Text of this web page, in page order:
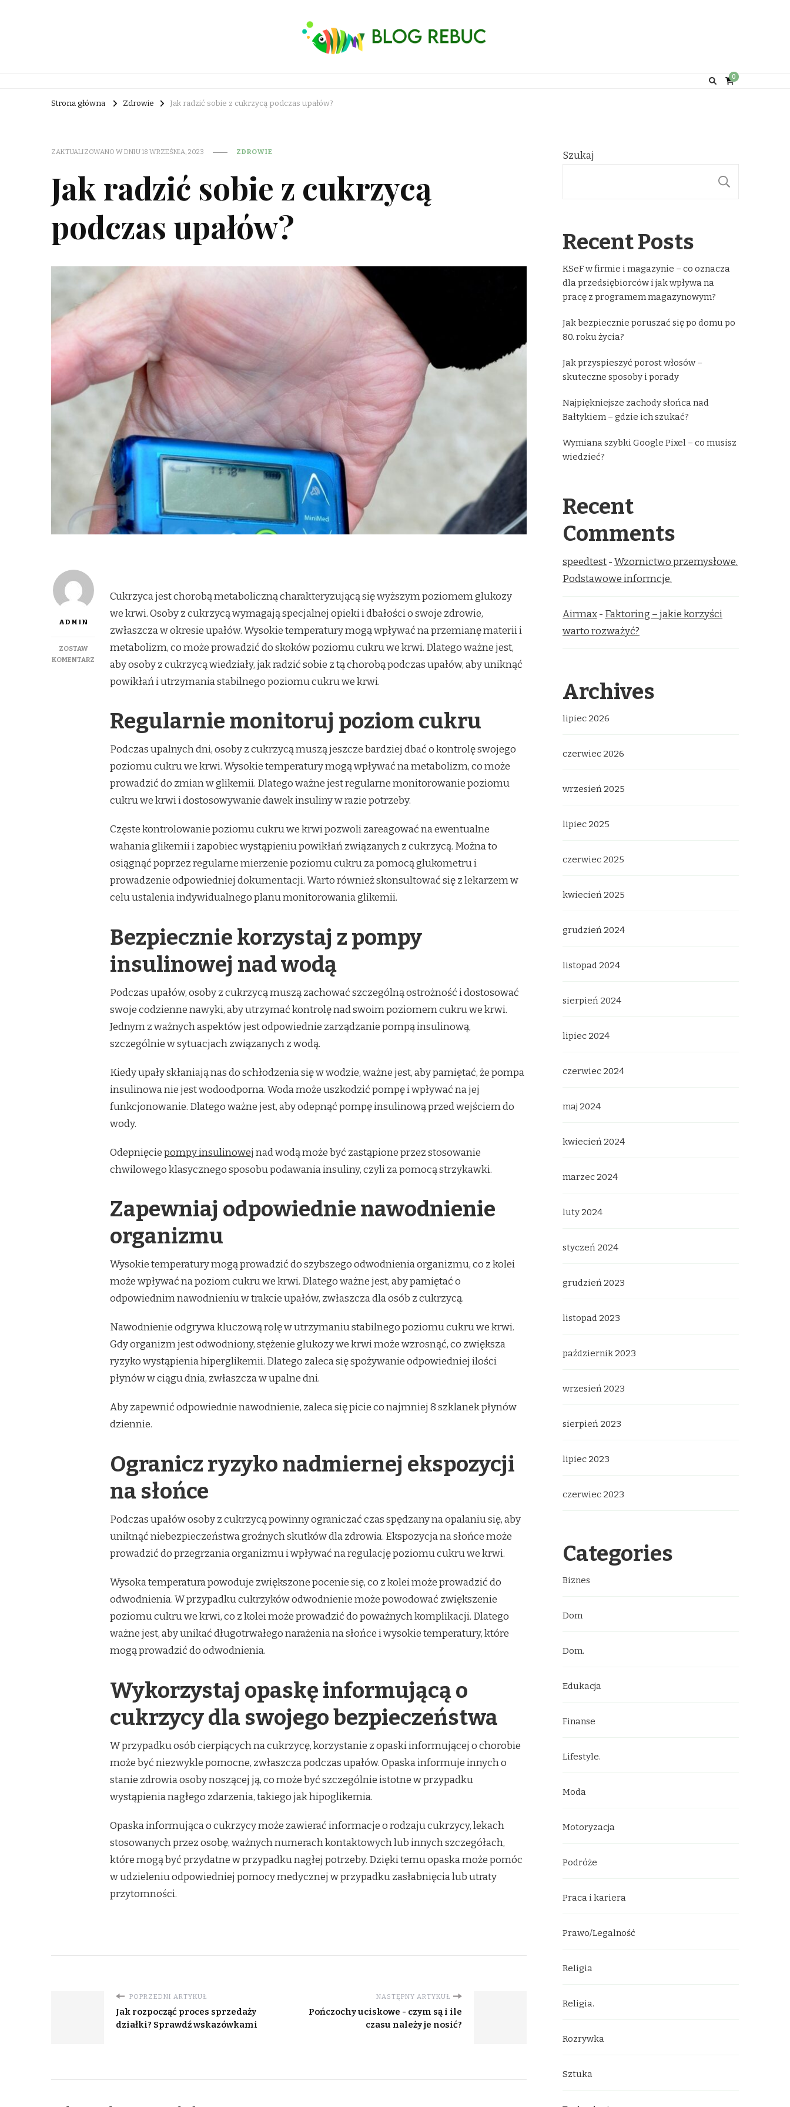
0
Strona główna Zdrowie Jak radzić sobie z cukrzycą podczas upałów?
ZAKTUALIZOWANO W DNIU18 WRZEŚNIA, 2023 ZDROWIE
Jak radzić sobie z cukrzycą
podczas upałów?
ADMIN
ZOSTAW
KOMENTARZ
RADZIĆ
CUKRZYCĄ
PODCZAS
Cukrzyca jest chorobą metaboliczną charakteryzującą się wyższym poziomem glukozy
we krwi. Osoby z cukrzycą wymagają specjalnej opieki i dbałości o swoje zdrowie,
zwłaszcza w okresie upałów. Wysokie temperatury mogą wpływać na przemianę materii i
metabolizm, co może prowadzić do skoków poziomu cukru we krwi. Dlatego ważne jest,
aby osoby z cukrzycą wiedziały, jak radzić sobie z tą chorobą podczas upałów, aby uniknąć
powikłań i utrzymania stabilnego poziomu cukru we krwi.
Regularnie monitoruj poziom cukru
Podczas upalnych dni, osoby z cukrzycą muszą jeszcze bardziej dbać o kontrolę swojego
poziomu cukru we krwi. Wysokie temperatury mogą wpływać na metabolizm, co może
prowadzić do zmian w glikemii. Dlatego ważne jest regularne monitorowanie poziomu
cukru we krwi i dostosowywanie dawek insuliny w razie potrzeby.
Częste kontrolowanie poziomu cukru we krwi pozwoli zareagować na ewentualne
wahania glikemii i zapobiec wystąpieniu powikłań związanych z cukrzycą. Można to
osiągnąć poprzez regularne mierzenie poziomu cukru za pomocą glukometru i
prowadzenie odpowiedniej dokumentacji. Warto również skonsultować się z lekarzem w
celu ustalenia indywidualnego planu monitorowania glikemii.
Bezpiecznie korzystaj z pompy
insulinowej nad wodą
Podczas upałów, osoby z cukrzycą muszą zachować szczególną ostrożność i dostosować
swoje codzienne nawyki, aby utrzymać kontrolę nad swoim poziomem cukru we krwi.
Jednym z ważnych aspektów jest odpowiednie zarządzanie pompą insulinową,
szczególnie w sytuacjach związanych z wodą.
Kiedy upały skłaniają nas do schłodzenia się w wodzie, ważne jest, aby pamiętać, że pompa
insulinowa nie jest wodoodporna. Woda może uszkodzić pompę i wpływać na jej
funkcjonowanie. Dlatego ważne jest, aby odepnąć pompę insulinową przed wejściem do
wody.
Odepnięciepompy insulinowej nad wodą może być zastąpione przez stosowanie
chwilowego klasycznego sposobu podawania insuliny, czyli za pomocą strzykawki.
Zapewniaj odpowiednie nawodnienie
organizmu
Wysokie temperatury mogą prowadzić do szybszego odwodnienia organizmu, co z kolei
może wpływać na poziom cukru we krwi. Dlatego ważne jest, aby pamiętać o
odpowiednim nawodnieniu w trakcie upałów, zwłaszcza dla osób z cukrzycą.
Nawodnienie odgrywa kluczową rolę w utrzymaniu stabilnego poziomu cukru we krwi.
Gdy organizm jest odwodniony, stężenie glukozy we krwi może wzrosnąć, co zwiększa
ryzyko wystąpienia hiperglikemii. Dlatego zaleca się spożywanie odpowiedniej ilości
płynów w ciągu dnia, zwłaszcza w upalne dni.
Aby zapewnić odpowiednie nawodnienie, zaleca się picie co najmniej 8 szklanek płynów
dziennie.
Ogranicz ryzyko nadmiernej ekspozycji
na słońce
Podczas upałów osoby z cukrzycą powinny ograniczać czas spędzany na opalaniu się, aby
uniknąć niebezpieczeństwa groźnych skutków dla zdrowia. Ekspozycja na słońce może
prowadzić do przegrzania organizmu i wpływać na regulację poziomu cukru we krwi.
Wysoka temperatura powoduje zwiększone pocenie się, co z kolei może prowadzić do
odwodnienia. W przypadku cukrzyków odwodnienie może powodować zwiększenie
poziomu cukru we krwi, co z kolei może prowadzić do poważnych komplikacji. Dlatego
ważne jest, aby unikać długotrwałego narażenia na słońce i wysokie temperatury, które
mogą prowadzić do odwodnienia.
Wykorzystaj opaskę informującą o
cukrzycy dla swojego bezpieczeństwa
W przypadku osób cierpiących na cukrzycę, korzystanie z opaski informującej o chorobie
może być niezwykle pomocne, zwłaszcza podczas upałów. Opaska informuje innych o
stanie zdrowia osoby noszącej ją, co może być szczególnie istotne w przypadku
wystąpienia nagłego zdarzenia, takiego jak hipoglikemia.
Opaska informująca o cukrzycy może zawierać informacje o rodzaju cukrzycy, lekach
stosowanych przez osobę, ważnych numerach kontaktowych lub innych szczegółach,
które mogą być przydatne w przypadku nagłej potrzeby. Dzięki temu opaska może pomóc
w udzieleniu odpowiedniej pomocy medycznej w przypadku zasłabnięcia lub utraty
przytomności.
POPRZEDNI ARTYKUŁ
Jak rozpocząć proces sprzedaży
działki? Sprawdź wskazówkami
NASTĘPNY ARTYKUŁ
Pończochy uciskowe - czym są i ile
czasu należy je nosić?
Szukaj
Recent Posts
KSeF w firmie i magazynie – co oznacza
dla przedsiębiorców i jak wpływa na
pracę z programem magazynowym?
Jak bezpiecznie poruszać się po domu po
80. roku życia?
Jak przyspieszyć porost włosów –
skuteczne sposoby i porady
Najpiękniejsze zachody słońca nad
Bałtykiem – gdzie ich szukać?
Wymiana szybki Google Pixel – co musisz
wiedzieć?
Recent
Comments
speedtest-Wzornictwo przemysłowe.
Podstawowe informcje.
Airmax- Faktoring – jakie korzyści
warto rozważyć?
Archives
lipiec 2026
czerwiec 2026
wrzesień 2025
lipiec 2025
czerwiec 2025
kwiecień 2025
grudzień 2024
listopad 2024
sierpień 2024
lipiec 2024
czerwiec 2024
maj 2024
kwiecień 2024
marzec 2024
luty 2024
styczeń 2024
grudzień 2023
listopad 2023
październik 2023
wrzesień 2023
sierpień 2023
lipiec 2023
czerwiec 2023
Categories
Biznes
Dom
Dom.
Edukacja
Finanse
Lifestyle.
Moda
Motoryzacja
Podróże
Praca i kariera
Prawo/Legalność
Religia
Religia.
Rozrywka
Sztuka